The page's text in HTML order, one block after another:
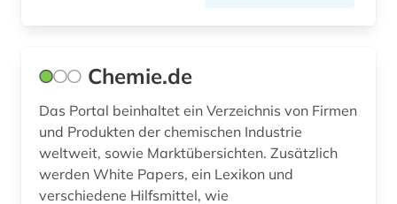
bestand (1)
beteiligung (1)
betrieb (1)
betriebsdaten (3)
Mittelamerika (1)
Moldawien (1)
Chemie.de
Das Portal beinhaltet ein Verzeichnis von Firmen
und Produkten der chemischen Industrie
weltweit, sowie Marktübersichten. Zusätzlich
werden White Papers, ein Lexikon und
verschiedene Hilfsmittel, wie